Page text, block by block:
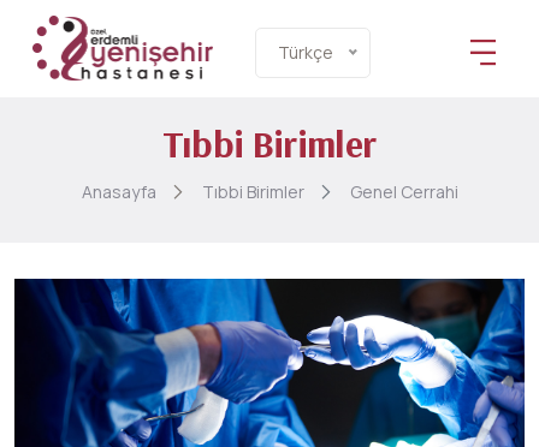
Türkçe
Tıbbi Birimler
Anasayfa Tıbbi Birimler Genel Cerrahi